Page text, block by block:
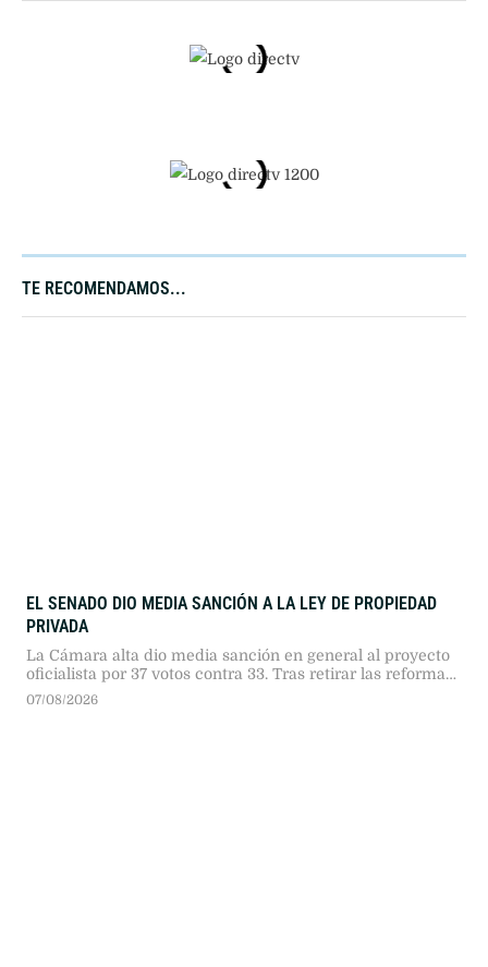
TE RECOMENDAMOS...
EL SENADO DIO MEDIA SANCIÓN A LA LEY DE PROPIEDAD
PRIVADA
La Cámara alta dio media sanción en general al proyecto
oficialista por 37 votos contra 33. Tras retirar las reformas
de Manejo del Fuego y Tierras, la sesión registró duros
07/08/2026